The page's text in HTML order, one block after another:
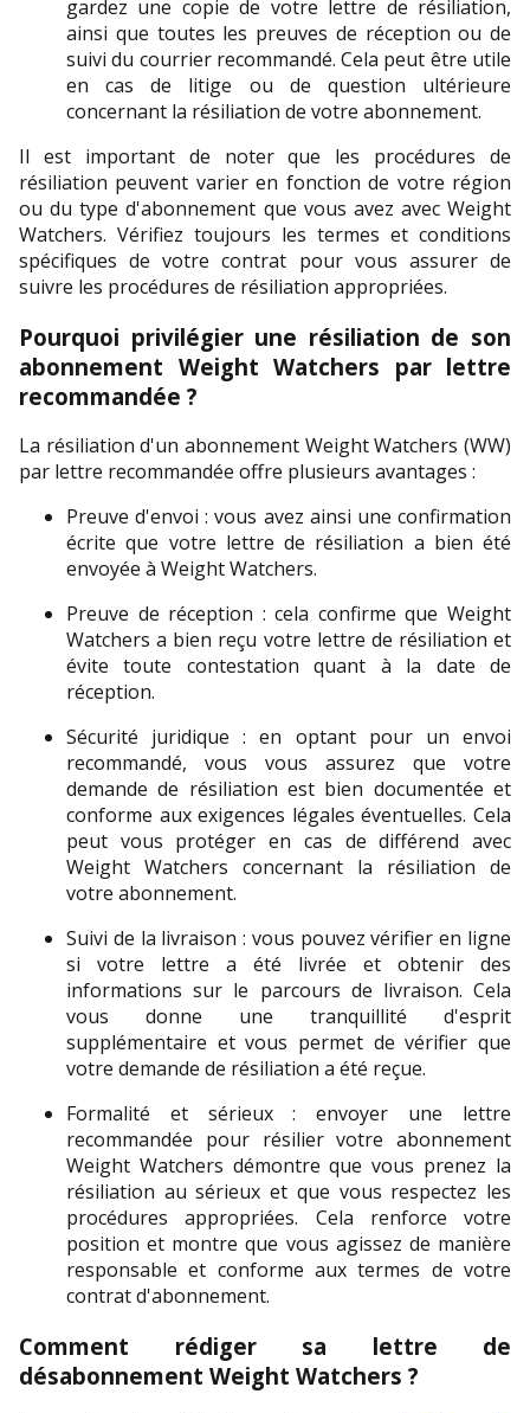
gardez une copie de votre lettre de résiliation,
ainsi que toutes les preuves de réception ou de
suivi du courrier recommandé. Cela peut être utile
en cas de litige ou de question ultérieure
concernant la résiliation de votre abonnement.
Il est important de noter que les procédures de
résiliation peuvent varier en fonction de votre région
ou du type d'abonnement que vous avez avec Weight
Watchers. Vérifiez toujours les termes et conditions
spécifiques de votre contrat pour vous assurer de
suivre les procédures de résiliation appropriées.
Pourquoi privilégier une résiliation de son
abonnement Weight Watchers par lettre
recommandée ?
La résiliation d'un abonnement Weight Watchers (WW)
par lettre recommandée offre plusieurs avantages :
Preuve d'envoi : vous avez ainsi une confirmation
écrite que votre lettre de résiliation a bien été
envoyée à Weight Watchers.
Preuve de réception : cela confirme que Weight
Watchers a bien reçu votre lettre de résiliation et
évite toute contestation quant à la date de
réception.
Sécurité juridique : en optant pour un envoi
recommandé, vous vous assurez que votre
demande de résiliation est bien documentée et
conforme aux exigences légales éventuelles. Cela
peut vous protéger en cas de différend avec
Weight Watchers concernant la résiliation de
votre abonnement.
Suivi de la livraison : vous pouvez vérifier en ligne
si votre lettre a été livrée et obtenir des
informations sur le parcours de livraison. Cela
vous donne une tranquillité d'esprit
supplémentaire et vous permet de vérifier que
votre demande de résiliation a été reçue.
Formalité et sérieux : envoyer une lettre
recommandée pour résilier votre abonnement
Weight Watchers démontre que vous prenez la
résiliation au sérieux et que vous respectez les
procédures appropriées. Cela renforce votre
position et montre que vous agissez de manière
responsable et conforme aux termes de votre
contrat d'abonnement.
Comment rédiger sa lettre de
désabonnement Weight Watchers ?